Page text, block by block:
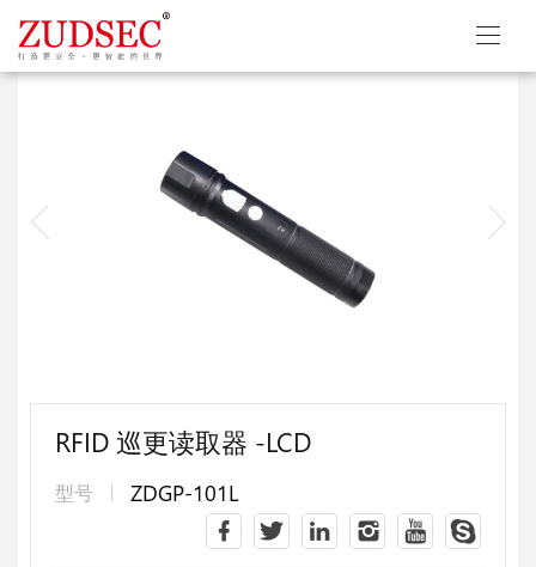
RFID 巡更读取器 -LCD
型号 ZDGP-101L